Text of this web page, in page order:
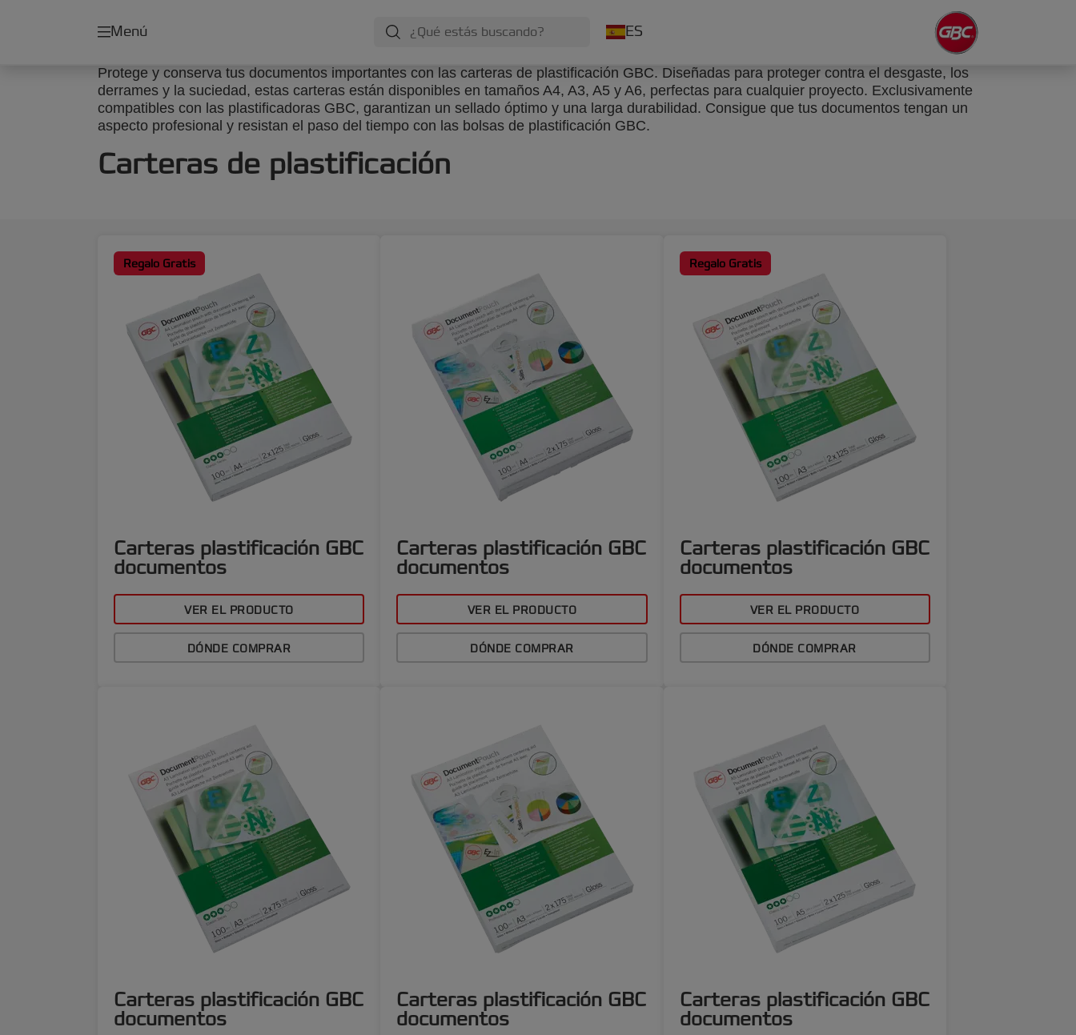
Menú ES
Protege y conserva tus documentos importantes con las carteras de plastificación GBC. Diseñadas para proteger contra el desgaste, los
derrames y la suciedad, estas carteras están disponibles en tamaños A4, A3, A5 y A6, perfectas para cualquier proyecto. Exclusivamente
compatibles con las plastificadoras GBC, garantizan un sellado óptimo y una larga durabilidad. Consigue que tus documentos tengan un
aspecto profesional y resistan el paso del tiempo con las bolsas de plastificación GBC.
Carteras de plastificación
Regalo Gratis
Carteras plastificación GBC
documentos
VER EL PRODUCTO
DÓNDE COMPRAR
Carteras plastificación GBC
documentos
VER EL PRODUCTO
DÓNDE COMPRAR
Regalo Gratis
Carteras plastificación GBC
documentos
VER EL PRODUCTO
DÓNDE COMPRAR
Carteras plastificación GBC
documentos
Carteras plastificación GBC
documentos
Carteras plastificación GBC
documentos